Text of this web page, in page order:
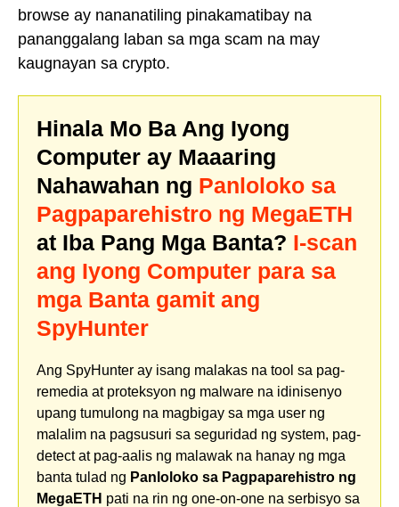
browse ay nananatiling pinakamatibay na
pananggalang laban sa mga scam na may
kaugnayan sa crypto.
Hinala Mo Ba Ang Iyong
Computer ay Maaaring
Nahawahan ng Panloloko sa
Pagpaparehistro ng MegaETH
at Iba Pang Mga Banta? I-scan
ang Iyong Computer para sa
mga Banta gamit ang
SpyHunter
Ang SpyHunter ay isang malakas na tool sa pag-
remedia at proteksyon ng malware na idinisenyo
upang tumulong na magbigay sa mga user ng
malalim na pagsusuri sa seguridad ng system, pag-
detect at pag-aalis ng malawak na hanay ng mga
banta tulad ng Panloloko sa Pagpaparehistro ng
MegaETH pati na rin ng one-on-one na serbisyo sa